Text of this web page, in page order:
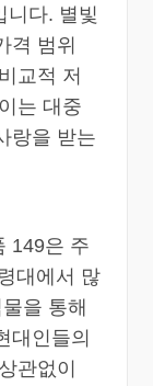
니다. 별빛
격 범위
교적 저
는 대중
랑을 받는
149은 주
대에서 많
을 통해
대인들의
관없이